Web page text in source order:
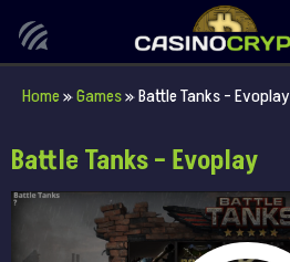
Home»Games»Battle Tanks – Evoplay
Battle Tanks – Evoplay